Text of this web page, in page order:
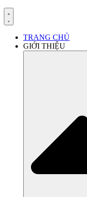
TRANG CHỦ
GIỚI THIỆU